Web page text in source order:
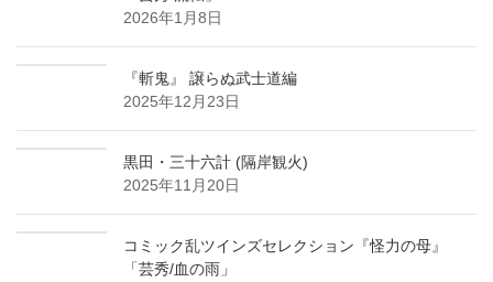
2026年1月8日
『斬鬼』 譲らぬ武士道編
2025年12月23日
黒田・三十六計 (隔岸観火)
2025年11月20日
コミック乱ツインズセレクション『怪力の母』
「芸秀/血の雨」